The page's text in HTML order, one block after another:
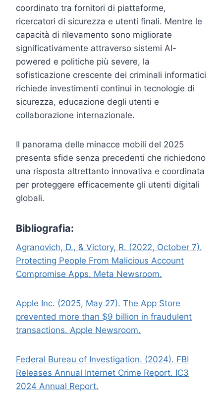
coordinato tra fornitori di piattaforme,
ricercatori di sicurezza e utenti finali. Mentre le
capacità di rilevamento sono migliorate
significativamente attraverso sistemi AI-
powered e politiche più severe, la
sofisticazione crescente dei criminali informatici
richiede investimenti continui in tecnologie di
sicurezza, educazione degli utenti e
collaborazione internazionale.
Il panorama delle minacce mobili del 2025
presenta sfide senza precedenti che richiedono
una risposta altrettanto innovativa e coordinata
per proteggere efficacemente gli utenti digitali
globali.
Bibliografia:
Agranovich, D., & Victory, R. (2022, October 7).
Protecting People From Malicious Account
Compromise Apps. Meta Newsroom.
Apple Inc. (2025, May 27). The App Store
prevented more than $9 billion in fraudulent
transactions. Apple Newsroom.
Federal Bureau of Investigation. (2024). FBI
Releases Annual Internet Crime Report. IC3
2024 Annual Report.